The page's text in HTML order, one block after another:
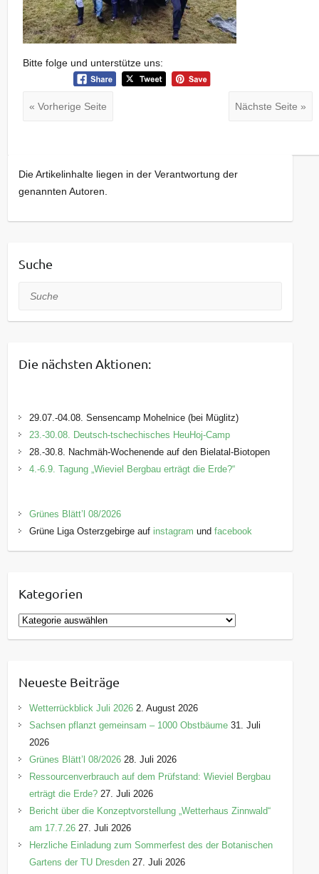
Bitte folge und unterstütze uns:
« Vorherige Seite Nächste Seite »
Die Artikelinhalte liegen in der Verantwortung der
genannten Autoren.
Suche
Suche
Die nächsten Aktionen:
29.07.-04.08. Sensencamp Mohelnice (bei Müglitz)
23.-30.08. Deutsch-tschechisches HeuHoj-Camp
28.-30.8. Nachmäh-Wochenende auf den Bielatal-Biotopen
4.-6.9. Tagung „Wieviel Bergbau erträgt die Erde?“
Grünes Blätt’l 08/2026
Grüne Liga Osterzgebirge auf instagram undfacebook
Kategorien
K
a
g
o
r
e
n
Neueste Beiträge
Wetterrückblick Juli 2026 2. August 2026
Sachsen pflanzt gemeinsam – 1000 Obstbäume 31. Juli
2026
Grünes Blätt’l 08/2026 28. Juli 2026
Ressourcenverbrauch auf dem Prüfstand: Wieviel Bergbau
erträgt die Erde? 27. Juli 2026
Bericht über die Konzeptvorstellung „Wetterhaus Zinnwald“
am 17.7.26 27. Juli 2026
Herzliche Einladung zum Sommerfest des der Botanischen
Gartens der TU Dresden 27. Juli 2026